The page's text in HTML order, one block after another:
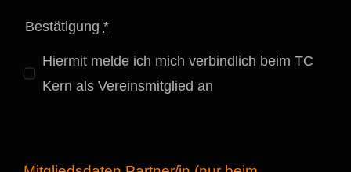
Bestätigung *
Hiermit melde ich mich verbindlich beim TC
Kern als Vereinsmitglied an